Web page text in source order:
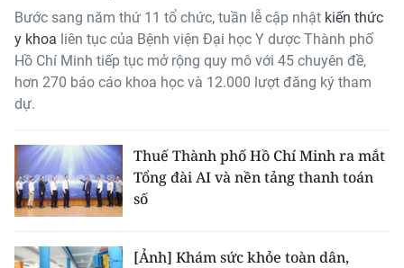
THỂ THAO
GIÁO DỤC
KHOA HỌC - CÔNG NGHỆ
MÔI TRƯỜNG
BẠN ĐỌC
Bước sang năm thứ 11 tổ chức, tuần lễ cập nhật kiến thức
y khoa liên tục của Bệnh viện Đại học Y dược Thành phố
Hồ Chí Minh tiếp tục mở rộng quy mô với 45 chuyên đề,
hơn 270 báo cáo khoa học và 12.000 lượt đăng ký tham
dự.
Thuế Thành phố Hồ Chí Minh ra mắt
Tổng đài AI và nền tảng thanh toán
số
[Ảnh] Khám sức khỏe toàn dân,